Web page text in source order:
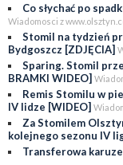
Co słychać po
Wiadomosci z
Stomil na tydzień
Bydgoszcz [ZDJĘCIA]
Sparing. Stomil
BRAMKI WIDEO]
Remis Stomilu w
IV lidze [WIDEO]
Za Stomilem
kolejnego sezonu IV
Transferowa